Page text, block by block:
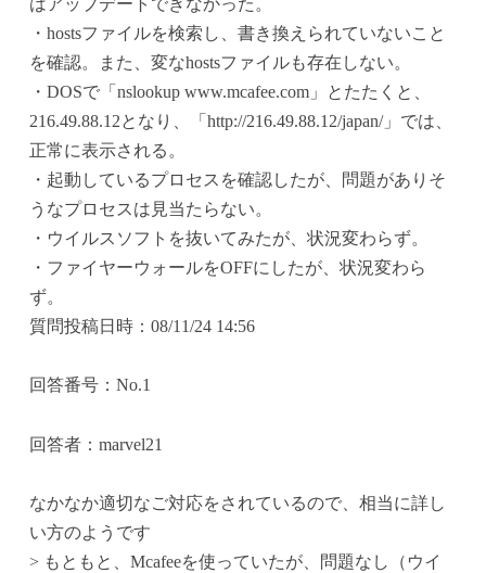
はアップデートできなかった。
・hostsファイルを検索し、書き換えられていないこと
を確認。また、変なhostsファイルも存在しない。
・DOSで「nslookup www.mcafee.com」とたたくと、
216.49.88.12となり、「http://216.49.88.12/japan/」では、
正常に表示される。
・起動しているプロセスを確認したが、問題がありそ
うなプロセスは見当たらない。
・ウイルスソフトを抜いてみたが、状況変わらず。
・ファイヤーウォールをOFFにしたが、状況変わら
ず。
質問投稿日時：08/11/24 14:56
回答番号：No.1
回答者：marvel21
なかなか適切なご対応をされているので、相当に詳し
い方のようです
> もともと、Mcafeeを使っていたが、問題なし（ウイ